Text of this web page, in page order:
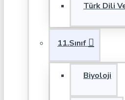
Türk Dili
11.Sınıf
Biyoloji